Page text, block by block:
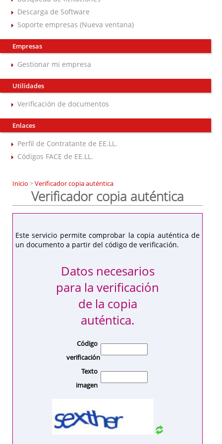
Descarga de Software
Soporte empresas (Nueva ventana)
Empresas
Gestionar mi empresa
Utilidades
Verificación de documentos
Enlaces
Perfil de Contratante de EE.LL.
Códigos FACE de EE.LL.
Inicio >Verificador copia auténtica
Verificador copia auténtica
Este servicio permite comprobar la copia auténtica de
un documento a partir del código de verificación.
Datos necesarios
para la verificación
de la copia
auténtica.
Código
verificación
Texto
imagen